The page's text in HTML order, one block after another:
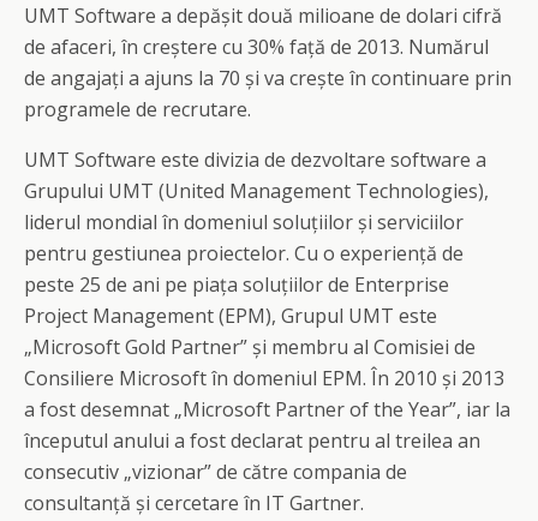
UMT Software a depășit două milioane de dolari cifră
de afaceri, în creștere cu 30% față de 2013. Numărul
de angajați a ajuns la 70 și va crește în continuare prin
programele de recrutare.
UMT Software este divizia de dezvoltare software a
Grupului UMT (United Management Technologies),
liderul mondial în domeniul soluțiilor și serviciilor
pentru gestiunea proiectelor. Cu o experiență de
peste 25 de ani pe piața soluțiilor de Enterprise
Project Management (EPM), Grupul UMT este
„Microsoft Gold Partner” și membru al Comisiei de
Consiliere Microsoft în domeniul EPM. În 2010 și 2013
a fost desemnat „Microsoft Partner of the Year”, iar la
începutul anului a fost declarat pentru al treilea an
consecutiv „vizionar” de către compania de
consultanță și cercetare în IT Gartner.